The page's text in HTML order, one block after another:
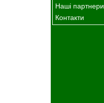
Наші партнери
Контакти